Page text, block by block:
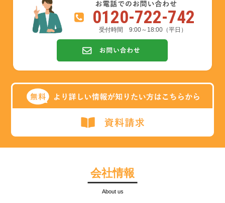
0120-722-742
受付時間 9:00～18:00（平日）
会社情報
About us